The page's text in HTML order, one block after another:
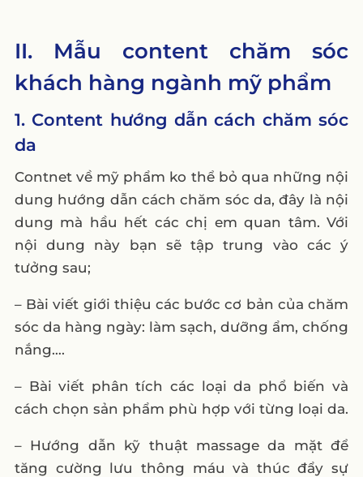
II. Mẫu content chăm sóc
khách hàng ngành mỹ phẩm
1. Content hướng dẫn cách chăm sóc
da
Contnet về mỹ phẩm ko thể bỏ qua những nội
dung hướng dẫn cách chăm sóc da, đây là nội
dung mà hầu hết các chị em quan tâm. Với
nội dung này bạn sẽ tập trung vào các ý
tưởng sau;
– Bài viết giới thiệu các bước cơ bản của chăm
sóc da hàng ngày: làm sạch, dưỡng ẩm, chống
nắng….
– Bài viết phân tích các loại da phổ biến và
cách chọn sản phẩm phù hợp với từng loại da.
– Hướng dẫn kỹ thuật massage da mặt để
tăng cường lưu thông máu và thúc đẩy sự